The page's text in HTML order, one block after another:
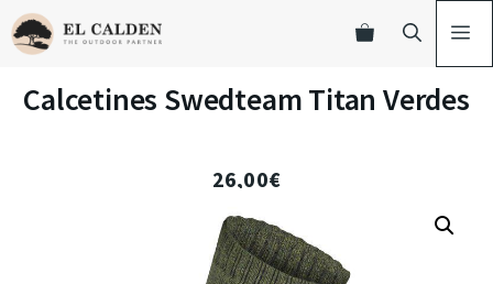
Calcetines Swedteam Titan Verdes
26,00€